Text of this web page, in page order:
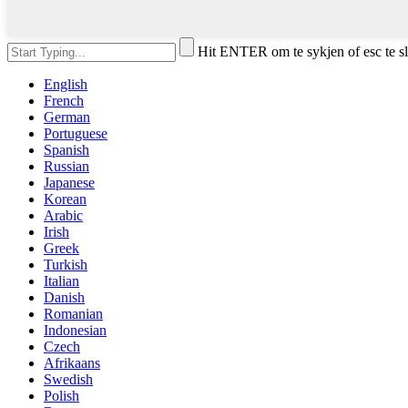
Hit ENTER om te sykjen of esc te
English
French
German
Portuguese
Spanish
Russian
Japanese
Korean
Arabic
Irish
Greek
Turkish
Italian
Danish
Romanian
Indonesian
Czech
Afrikaans
Swedish
Polish